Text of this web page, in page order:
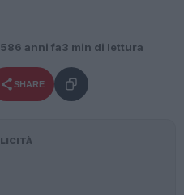
6 anni fa3 min di lettura
SHARE